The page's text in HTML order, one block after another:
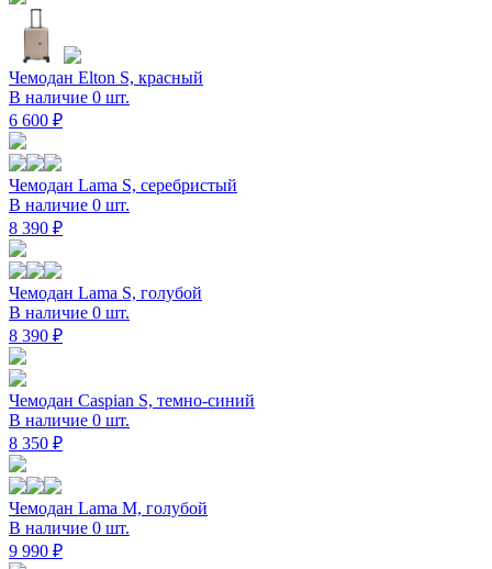
Чемодан Elton S, красный
В наличие 0 шт.
6 600 ₽
Чемодан Lama S, серебристый
В наличие 0 шт.
8 390 ₽
Чемодан Lama S, голубой
В наличие 0 шт.
8 390 ₽
Чемодан Caspian S, темно-синий
В наличие 0 шт.
8 350 ₽
Чемодан Lama M, голубой
В наличие 0 шт.
9 990 ₽